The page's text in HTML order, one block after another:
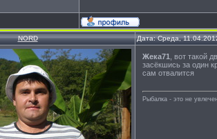
NORD Дата: Среда,
Жека71
, вот такой
засёкшись за один
сам отвалится
Рыбалка - это не